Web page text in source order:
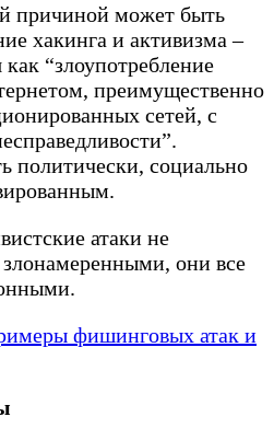
причиной может быть
хакинга и активизма –
“злоупотребление
преимущественно
сетей, с
политически, социально
атаки не
злонамеренными, они все
фишинговых атак и